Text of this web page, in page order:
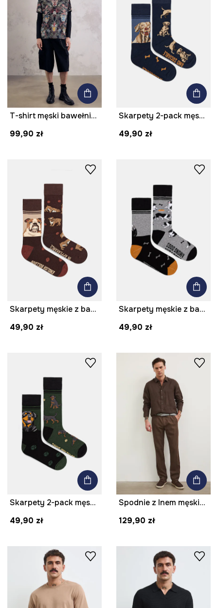
T-shirt męski bawełniany z kolekcji Mythical Creatures
99,90 zł
Skarpety 2-pack męskie z bawełną z motywem zwierzęcym
49,90 zł
Skarpety męskie z bawełną z motywem zwierzęcym
49,90 zł
Skarpety męskie z bawełną z motywem zwierzęcym 2-pack
49,90 zł
Skarpety 2-pack męskie z bawełną z motywem zwierzęcym
49,90 zł
Spodnie z lnem męskie z paskiem melanżowe kolor brązowy
129,90 zł